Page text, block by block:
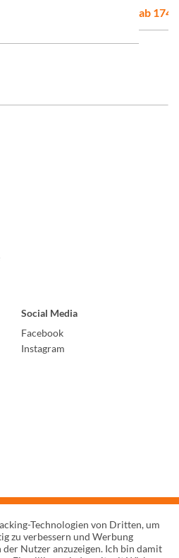
ab
Social Media
Facebook
Instagram
Technologien von Dritten, um
zu verbessern und Werbung
Nutzer anzuzeigen. Ich bin damit